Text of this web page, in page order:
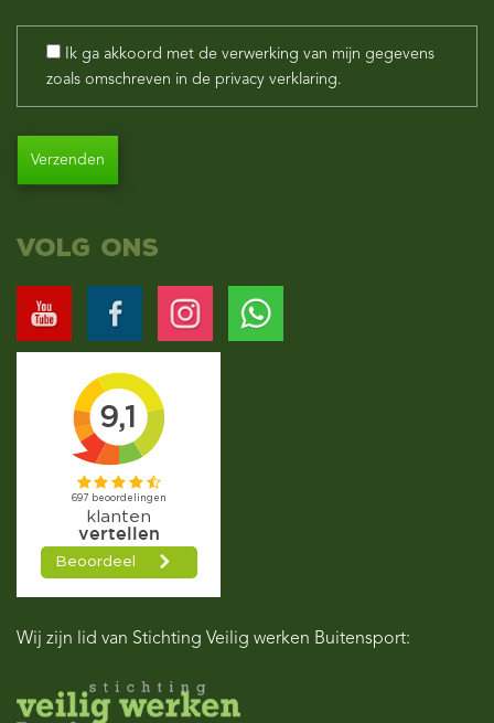
Ik ga akkoord met de verwerking van mijn gegevens
zoals omschreven in de privacy verklaring.
Alternative:
Volg ons
Wij zijn lid van Stichting Veilig werken Buitensport: